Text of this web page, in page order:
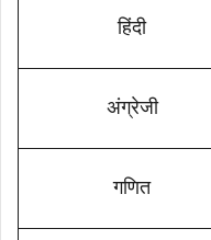
हिंदी
अंग्रेजी
गणित